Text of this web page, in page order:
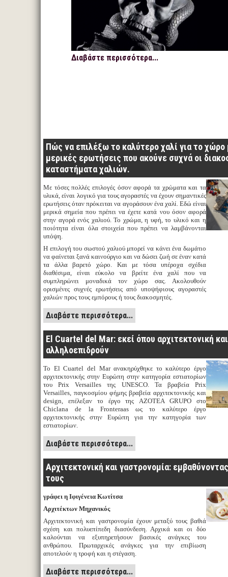
Διαβάστε περισσότερα...
Πώς να επιλέξω το καλύτερο χαλί για το χώρο
μερικές ερωτήσεις που ακούνε συχνά οι
καταστήματα χαλιών.
Με τόσες πολλές επιλογές όσον αφορά τα χρώματα και τα
υλικά, είναι λογικό για τους αγοραστές να έχουν σημαντικές
ερωτήσεις όταν πρόκειται να αγοράσουν ένα χαλί. Εδώ είναι
μερικά σημεία που πρέπει να έχετε κατά νου όσον αφορά
στην αγορά ενός χαλιού. Το χρώμα, η υφή, το υλικό και η
ποιότητα είναι όλα στοιχεία που πρέπει να λαμβάνονται
υπόψη.
Η επιλογή του σωστού χαλιού μπορεί να κάνει ένα δωμάτιο
να φαίνεται ξανά καινούργιο και να δώσει ζωή σε έναν κατά
τα άλλα βαρετό χώρο. Και με τόσα υπέροχα σχέδια
διαθέσιμα, είναι εύκολο να βρείτε ένα χαλί που να
συμπληρώνει μοναδικά τον χώρο σας. Ακολουθούν
ορισμένες συχνές ερωτήσεις από υποψήφιους αγοραστές
χαλιών προς τους εμπόρους ή τους διακοσμητές.
Διαβάστε περισσότερα...
El Cuartel del Mar: εκεί όπου αρχιτεκτονική
αλληλoεπιδρούν
Το El Cuartel del Mar ανακηρύχθηκε το καλύτερο έργο
αρχιτεκτονικής στην Ευρώπη στην κατηγορία εστιατορίων
του Prix Versailles της UNESCO. Τα βραβεία Prix
Versailles, παγκοσμίου φήμης βραβεία αρχιτεκτονικής και
design, επέλεξαν το έργο της AZOTEA GRUPO στο
Chiclana de la Fronteraas ως το καλύτερο έργο
αρχιτεκτονικής στην Ευρώπη για την κατηγορία των
εστιατορίων.
Διαβάστε περισσότερα...
Αρχιτεκτονική και γαστρονομία:
τους
γράφει η Ιφιγένεια Κωτίτσα
Αρχιτέκτων Μηχανικός
Αρχιτεκτονική και γαστρονομία έχουν μεταξύ τους βαθιά
σχέση και πολυεπίπεδη διασύνδεση. Αρχικά και οι δύο
καλούνται να εξυπηρετήσουν βασικές ανάγκες του
ανθρώπου. Πρωταρχικές ανάγκες για την επιβίωση
αποτελούν η τροφή και η στέγαση.
Διαβάστε περισσότερα...